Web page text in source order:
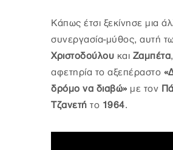
Κάπως έτσι ξεκίνησε μια
συνεργασία-μύθος, αυτή
Χριστοδούλου και Ζαμπέτα
αφετηρία το αξεπέραστο
δρόμο να διαβώ» με τον
Τζανετή το 1964.